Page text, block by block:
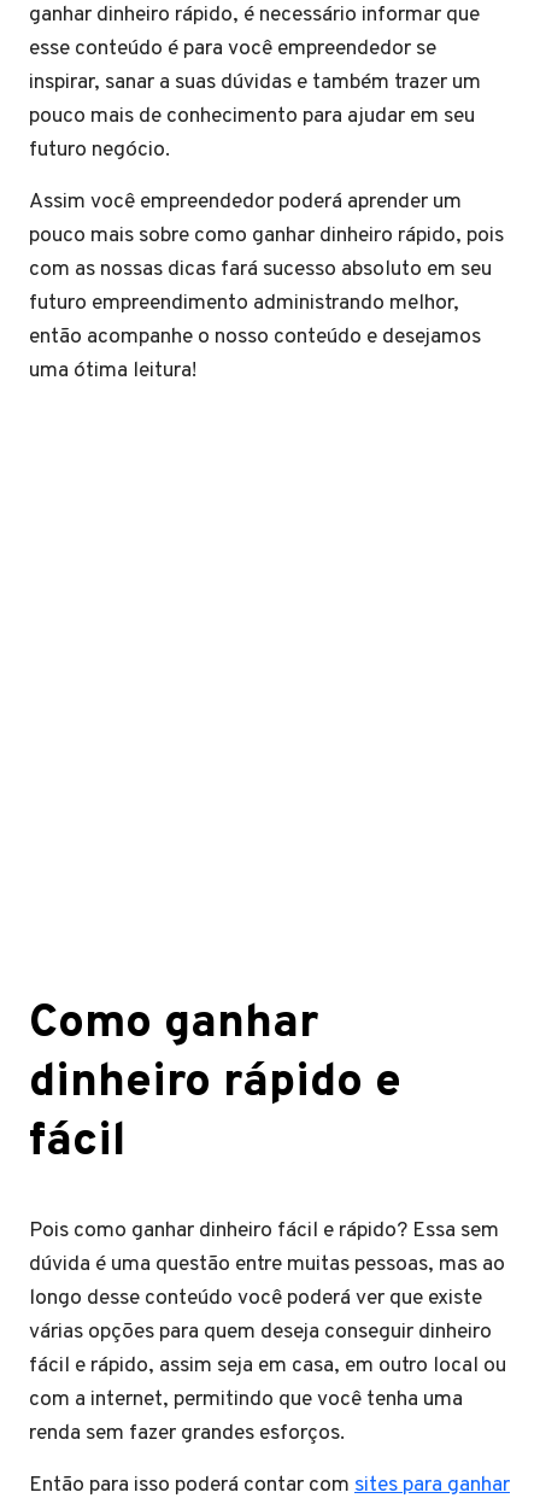
ganhar dinheiro rápido, é necessário informar que
esse conteúdo é para você empreendedor se
inspirar, sanar a suas dúvidas e também trazer um
pouco mais de conhecimento para ajudar em seu
futuro negócio.
Assim você empreendedor poderá aprender um
pouco mais sobre como ganhar dinheiro rápido, pois
com as nossas dicas fará sucesso absoluto em seu
futuro empreendimento administrando melhor,
então acompanhe o nosso conteúdo e desejamos
uma ótima leitura!
Como ganhar
dinheiro rápido e
fácil
Pois como ganhar dinheiro fácil e rápido? Essa sem
dúvida é uma questão entre muitas pessoas, mas ao
longo desse conteúdo você poderá ver que existe
várias opções para quem deseja conseguir dinheiro
fácil e rápido, assim seja em casa, em outro local ou
com a internet, permitindo que você tenha uma
renda sem fazer grandes esforços.
Então para isso poderá contar com sites para ganhar